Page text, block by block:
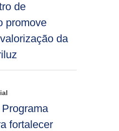
de
promove
da
fortalecer